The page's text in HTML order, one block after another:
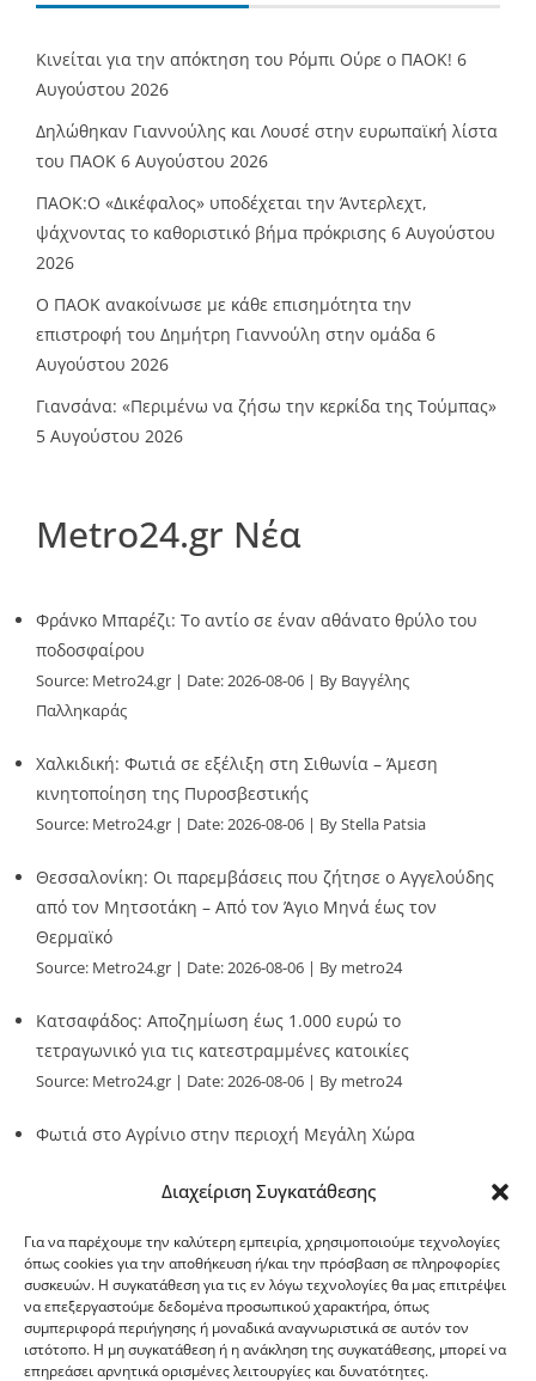
Διαχείριση Συγκατάθεσης
Για να παρέχουμε την καλύτερη εμπειρία, χρησιμοποιούμε τεχνολογίες
όπως cookies για την αποθήκευση ή/και την πρόσβαση σε πληροφορίες
συσκευών. Η συγκατάθεση για τις εν λόγω τεχνολογίες θα μας επιτρέψει
να επεξεργαστούμε δεδομένα προσωπικού χαρακτήρα, όπως
συμπεριφορά περιήγησης ή μοναδικά αναγνωριστικά σε αυτόν τον
ιστότοπο. Η μη συγκατάθεση ή η ανάκληση της συγκατάθεσης, μπορεί να
επηρεάσει αρνητικά ορισμένες λειτουργίες και δυνατότητες.
Κινείται για την απόκτηση του Ρόμπι Ούρε ο ΠΑΟΚ! 6
Αυγούστου 2026
Δηλώθηκαν Γιαννούλης και Λουσέ στην ευρωπαϊκή λίστα
του ΠΑΟΚ 6 Αυγούστου 2026
ΠΑΟΚ:Ο «Δικέφαλος» υποδέχεται την Άντερλεχτ,
ψάχνοντας το καθοριστικό βήμα πρόκρισης 6 Αυγούστου
2026
Ο ΠΑΟΚ ανακοίνωσε με κάθε επισημότητα την
επιστροφή του Δημήτρη Γιαννούλη στην ομάδα 6
Αυγούστου 2026
Γιανσάνα: «Περιμένω να ζήσω την κερκίδα της Τούμπας»
5 Αυγούστου 2026
Metro24.gr Νέα
Φράνκο Μπαρέζι: Το αντίο σε έναν αθάνατο θρύλο του
ποδοσφαίρου
Source: Metro24.gr Date: 2026-08-06
By Βαγγέλης
Παλληκαράς
Χαλκιδική: Φωτιά σε εξέλιξη στη Σιθωνία – Άμεση
κινητοποίηση της Πυροσβεστικής
Source: Metro24.gr Date: 2026-08-06 By Stella Patsia
Θεσσαλονίκη: Οι παρεμβάσεις που ζήτησε ο Αγγελούδης
από τον Μητσοτάκη – Από τον Άγιο Μηνά έως τον
Θερμαϊκό
Source: Metro24.gr Date: 2026-08-06 By metro24
Κατσαφάδος: Αποζημίωση έως 1.000 ευρώ το
τετραγωνικό για τις κατεστραμμένες κατοικίες
Source: Metro24.gr Date: 2026-08-06 By metro24
Φωτιά στο Αγρίνιο στην περιοχή Μεγάλη Χώρα
G-point.gr